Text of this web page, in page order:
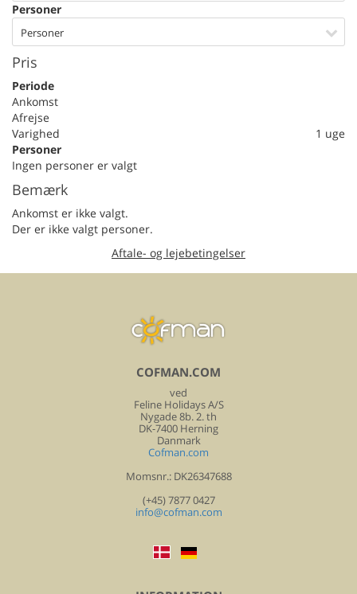
Personer
Personer
Pris
Periode
Ankomst
Afrejse
Varighed
1 uge
Personer
Ingen personer er valgt
Bemærk
Ankomst er ikke valgt.
Der er ikke valgt personer.
Aftale- og lejebetingelser
COFMAN.COM
ved
Feline Holidays A/S
Nygade 8b. 2. th
DK-7400 Herning
Danmark
Cofman.com
Momsnr.: DK26347688
(+45) 7877 0427
info@cofman.com